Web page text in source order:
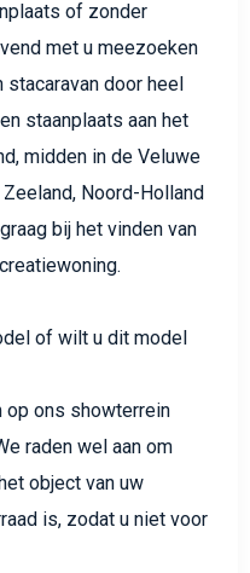
of zonder
met u meezoeken
stacaravan door heel
staanplaats aan het
midden in de Veluwe
Noord-Holland
bij het vinden van
of wilt u dit model
op ons showterrein
raden wel aan om
object van uw
is, zodat u niet voor